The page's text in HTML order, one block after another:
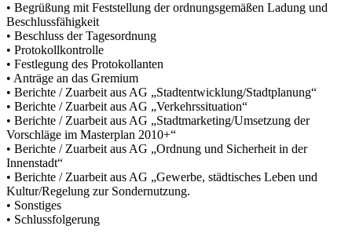
• Begrüßung mit Feststellung der ordnungsgemäßen Ladung und
Beschlussfähigkeit
• Beschluss der Tagesordnung
• Protokollkontrolle
• Festlegung des Protokollanten
• Anträge an das Gremium
• Berichte / Zuarbeit aus AG „Stadtentwicklung/Stadtplanung“
• Berichte / Zuarbeit aus AG „Verkehrssituation“
• Berichte / Zuarbeit aus AG „Stadtmarketing/Umsetzung der
Vorschläge im Masterplan 2010+“
• Berichte / Zuarbeit aus AG „Ordnung und Sicherheit in der
Innenstadt“
• Berichte / Zuarbeit aus AG „Gewerbe, städtisches Leben und
Kultur/Regelung zur Sondernutzung.
• Sonstiges
• Schlussfolgerung